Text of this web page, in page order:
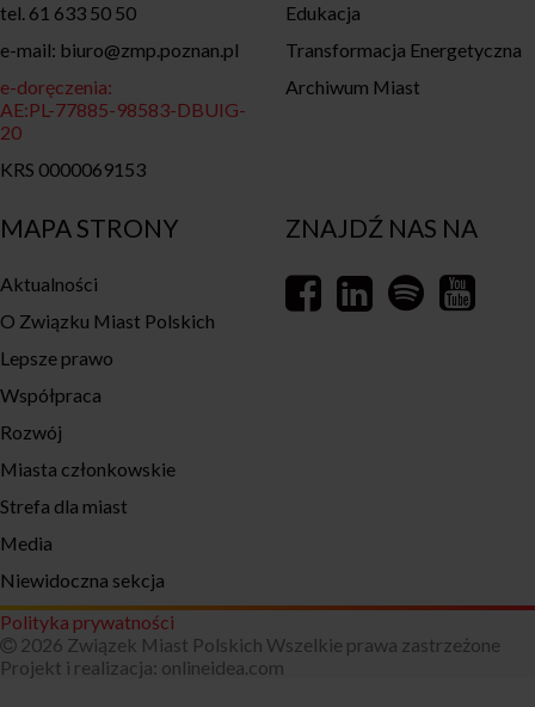
MAPA STRONY
Aktualności
O Związku Miast Polskich
Lepsze prawo
Współpraca
Rozwój
Miasta członkowskie
Strefa dla miast
Media
Niewidoczna sekcja
tel. 61 633 50 50
e-mail: biuro@zmp.poznan.pl
e-doręczenia:
AE:PL-77885-98583-DBUIG-
20
KRS 0000069153
Edukacja
Transformacja Energetyczna
Archiwum Miast
ZNAJDŹ NAS NA
Polityka prywatności
2026 Związek Miast Polskich Wszelkie prawa zastrzeżone
Projekt i realizacja: onlineidea.com